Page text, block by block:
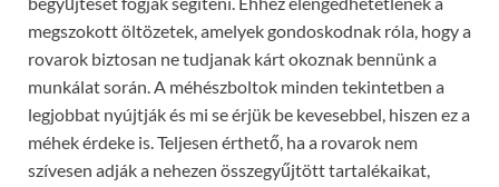
megszokott öltözetek, amelyek gondoskodnak róla, hogy a
rovarok biztosan ne tudjanak kárt okoznak bennünk a
munkálat során. A méhészboltok minden tekintetben a
legjobbat nyújtják és mi se érjük be kevesebbel, hiszen ez a
méhek érdeke is. Teljesen érthető, ha a rovarok nem
szívesen adják a nehezen összegyűjtött tartalékaikat,